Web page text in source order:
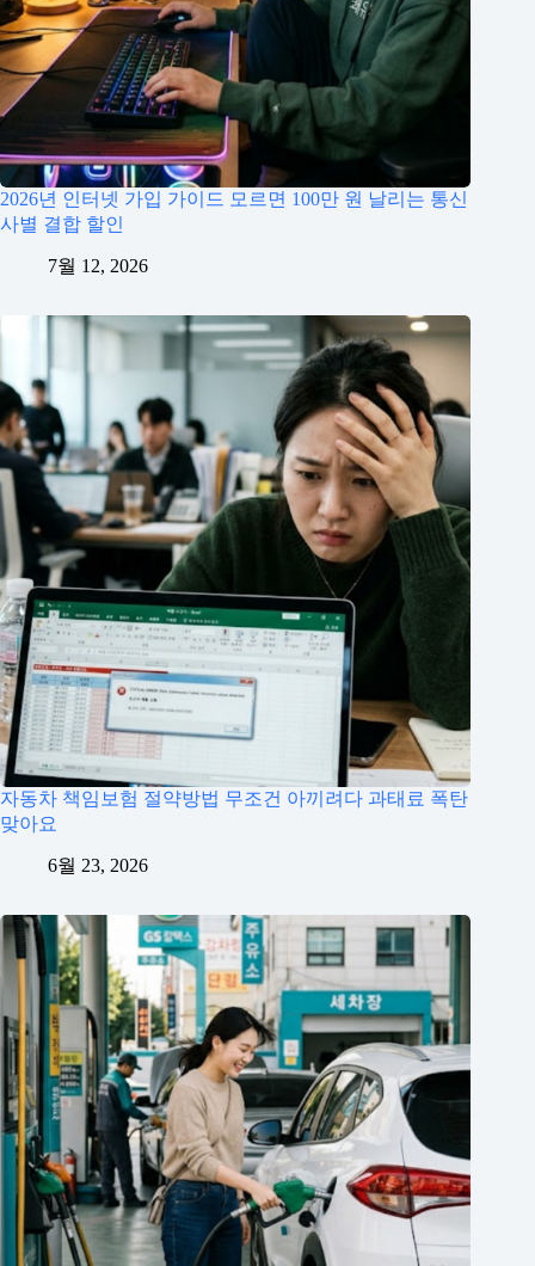
2026년 인터넷 가입 가이드 모르면 100만 원 날리는 통신
사별 결합 할인
7월 12, 2026
자동차 책임보험 절약방법 무조건 아끼려다 과태료 폭탄
맞아요
6월 23, 2026